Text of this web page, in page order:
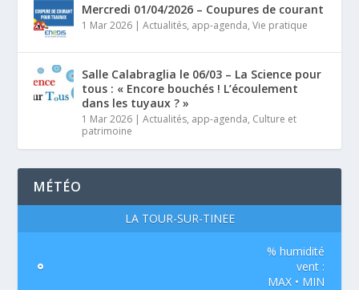
Mercredi 01/04/2026 – Coupures de courant
1 Mar 2026 |Actualités, app-agenda,Vie pratique
Salle Calabraglia le 06/03 – La Science pour
tous : « Encore bouchés ! L’écoulement
dans les tuyaux ? »
1 Mar 2026 |Actualités, app-agenda, Culture et
patrimoine
MÉTÉO
LA TOUR-SUR-TINÉE
°
% humidité
vent :
MAX • MIN